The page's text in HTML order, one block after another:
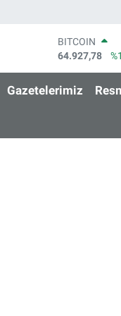
BITCOIN
64.927,78
47,5894
EURO
64,1581
Gazetelerimiz